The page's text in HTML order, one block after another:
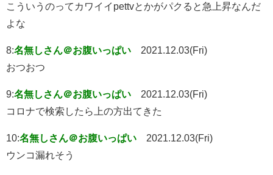
こういうのってカワイイpettvとかがパクると急上昇なんだ
よな
8:名無しさん＠お腹いっぱい
2021.12.03(Fri)
おつおつ
9:名無しさん＠お腹いっぱい
2021.12.03(Fri)
コロナで検索したら上の方出てきた
10:名無しさん＠お腹いっぱい
2021.12.03(Fri)
ウンコ漏れそう